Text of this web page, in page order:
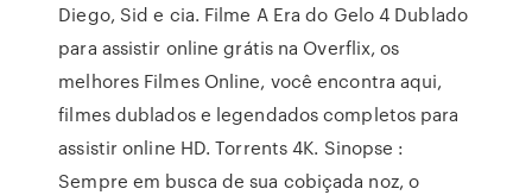
Diego, Sid e cia. Filme A Era do Gelo 4 Dublado
para assistir online grátis na Overflix, os
melhores Filmes Online, você encontra aqui,
filmes dublados e legendados completos para
assistir online HD. Torrents 4K. Sinopse :
Sempre em busca de sua cobiçada noz, o